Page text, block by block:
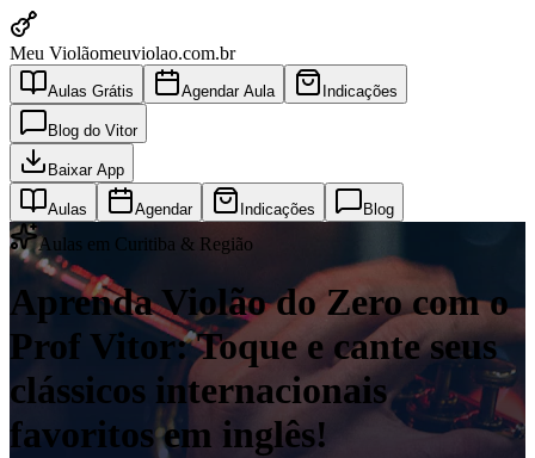
Meu Violãomeuviolao.com.br
Aulas Grátis Agendar Aula Indicações
Blog do Vitor
Baixar App
Aulas Agendar Indicações Blog
Aulas em Curitiba & Região
Aprenda Violão do Zero com o
Prof Vitor: Toque e cante seus
clássicos internacionais
favoritos em inglês!